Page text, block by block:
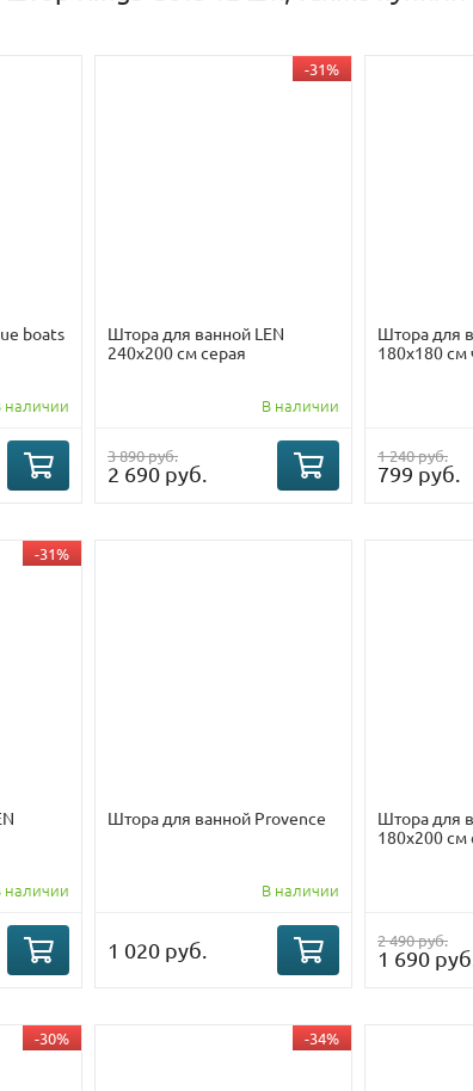
boats
наличии
-31%
Штора для ванной LEN
240х200 см серая
В наличии
3 890 руб.
2 690 руб.
Штора для
180х180 см
1 240 руб.
799 руб.
-31%
наличии
Штора для ванной Provence
В наличии
1 020 руб.
Штора для
180х200 см
2 490 руб.
1 690 руб.
-30% -34%